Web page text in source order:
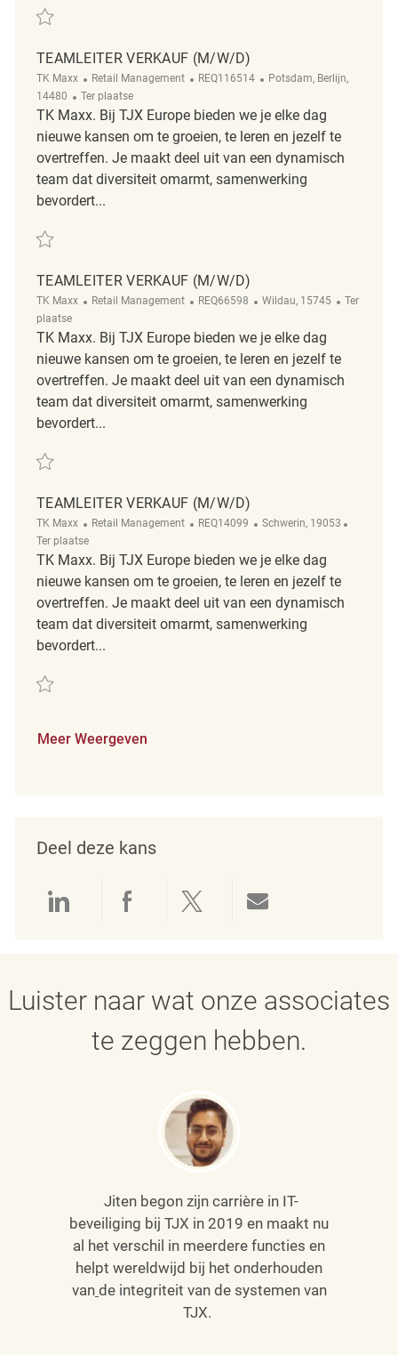
Redden Teamleiter Verkauf (m/w/d) REQ135173
TEAMLEITER VERKAUF (M/W/D)
TK Maxx Categorie
Retail Management ReqId
REQ116514 Plaats
Potsdam, Berlijn,
14480
Afgelegen
Ter plaatse
TK Maxx. Bij TJX Europe bieden we je elke dag
nieuwe kansen om te groeien, te leren en jezelf te
overtreffen. Je maakt deel uit van een dynamisch
team dat diversiteit omarmt, samenwerking
bevordert...
Redden Teamleiter Verkauf (m/w/d) REQ116514
TEAMLEITER VERKAUF (M/W/D)
TK Maxx Categorie
Retail Management ReqId
REQ66598 Plaats
Wildau, 15745 Afgelegen
Ter
plaatse
TK Maxx. Bij TJX Europe bieden we je elke dag
nieuwe kansen om te groeien, te leren en jezelf te
overtreffen. Je maakt deel uit van een dynamisch
team dat diversiteit omarmt, samenwerking
bevordert...
Redden Teamleiter Verkauf (m/w/d) REQ66598
TEAMLEITER VERKAUF (M/W/D)
TK Maxx Categorie
Retail Management ReqId
REQ14099 Plaats
Schwerin, 19053
Ter plaatse
TK Maxx. Bij TJX Europe bieden we je elke dag
nieuwe kansen om te groeien, te leren en jezelf te
overtreffen. Je maakt deel uit van een dynamisch
team dat diversiteit omarmt, samenwerking
bevordert...
Redden Teamleiter Verkauf (m/w/d) REQ14099
Meer Weergeven
Deel deze kans
Delen via LinkedIn
Delen via Facebook
Delen via twitter
Luister naar wat onze associates
te zeggen hebben.
Jiten begon zijn carrière in IT-
beveiliging bij TJX in 2019 en maakt nu
al het verschil in meerdere functies en
helpt wereldwijd bij het onderhouden
van de integriteit van de systemen van
TJX.